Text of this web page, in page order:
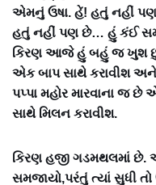
એમનું ઉષા. હેં! હતું નહીં પણ
હતું નહીં પણ છે… હું કંઈ
કિરણ આજે હું બહું જ ખુશ
એક બાપ સાથે કરાવીશ અને
પપ્પા મહોર મારવાના જ
સાથે મિલન કરાવીશ.
કિરણ હજી ગડમથલમાં છે.
સમજાયો,પરંતું ત્યાં સુધી